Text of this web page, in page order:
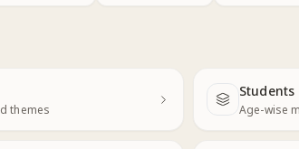
themes
Students
Age-wise
Next